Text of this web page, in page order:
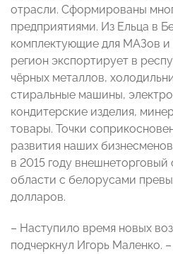
отрасли. Сформированы
предприятиями. Из Ельца в
комплектующие для МАЗов и
регион экспортирует в
чёрных металлов,
стиральные машины,
кондитерские изделия,
товары. Точки
развития наших
в 2015 году
области с белорусами
долларов.
– Наступило время новых
подчеркнул Игорь Маленко.